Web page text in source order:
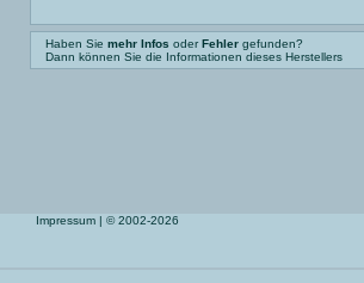
Haben Sie mehr Infos oderFehler gefunden?
Dann können Sie die Informationen dieses Herstellers
Impressum | © 2002-2026